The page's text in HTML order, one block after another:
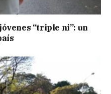
“triple ni”: un